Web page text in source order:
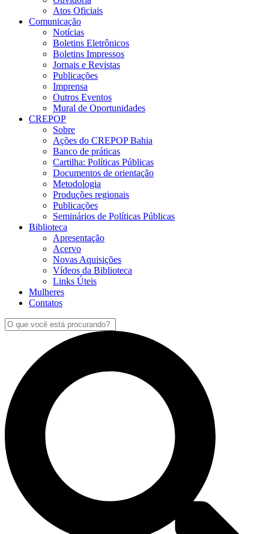
Atos Oficiais
Comunicação
Notícias
Boletins Eletrônicos
Boletins Impressos
Jornais e Revistas
Publicações
Imprensa
Outros Eventos
Mural de Oportunidades
CREPOP
Sobre
Ações do CREPOP Bahia
Banco de práticas
Cartilha: Políticas Públicas
Documentos de orientação
Metodologia
Produções regionais
Publicações
Seminários de Políticas Públicas
Biblioteca
Apresentação
Acervo
Novas Aquisições
Vídeos da Biblioteca
Links Úteis
Mulheres
Contatos